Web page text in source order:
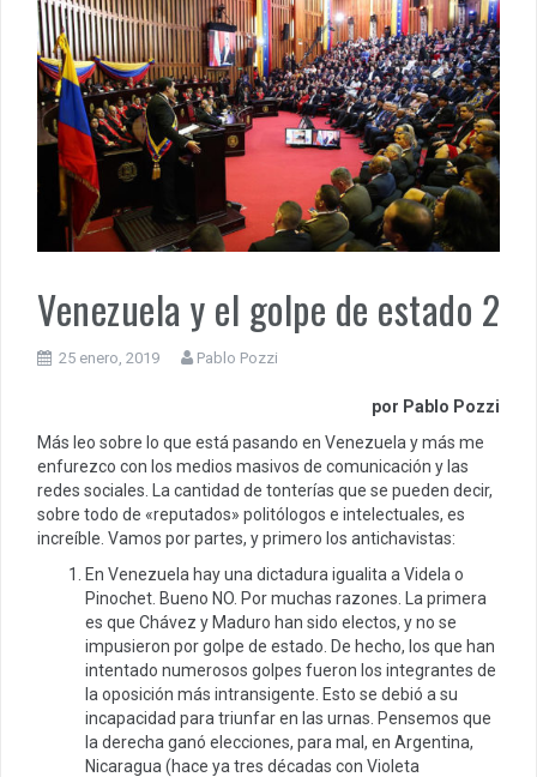
Venezuela y el golpe de estado 2
25 enero, 2019 Pablo Pozzi
por Pablo Pozzi
Más leo sobre lo que está pasando en Venezuela y más me
enfurezco con los medios masivos de comunicación y las
redes sociales. La cantidad de tonterías que se pueden decir,
sobre todo de «reputados» politólogos e intelectuales, es
increíble. Vamos por partes, y primero los antichavistas:
En Venezuela hay una dictadura igualita a Videla o
Pinochet. Bueno NO. Por muchas razones. La primera
es que Chávez y Maduro han sido electos, y no se
impusieron por golpe de estado. De hecho, los que han
intentado numerosos golpes fueron los integrantes de
la oposición más intransigente. Esto se debió a su
incapacidad para triunfar en las urnas. Pensemos que
la derecha ganó elecciones, para mal, en Argentina,
Nicaragua (hace ya tres décadas con Violeta